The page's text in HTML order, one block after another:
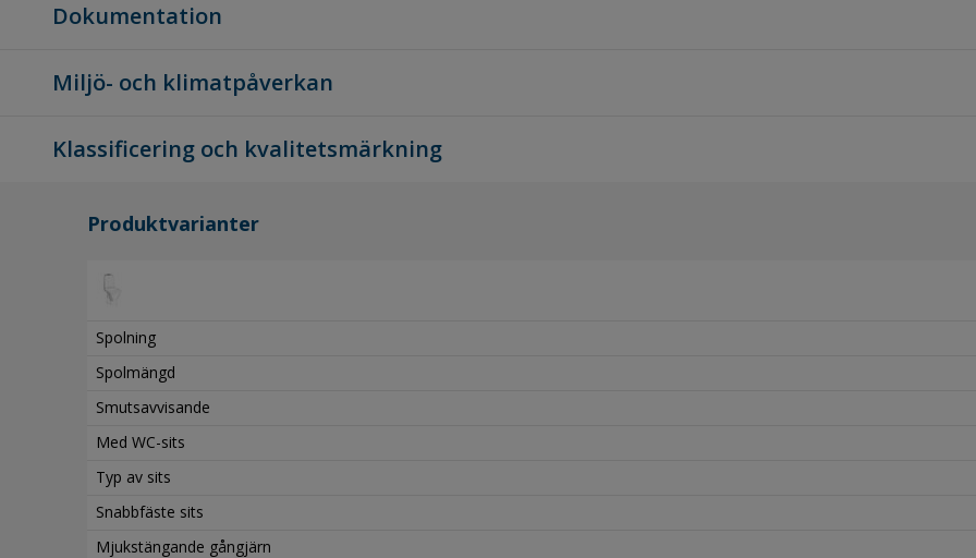
Dokumentation
Miljö- och klimatpåverkan
Klassificering och kvalitetsmärkning
Produktvarianter
Spolning
Spolmängd
Smutsavvisande
Med WC-sits
Typ av sits
Snabbfäste sits
Mjukstängande gångjärn